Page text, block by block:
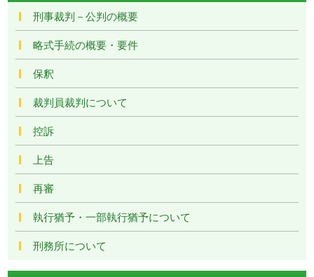
刑事裁判－公判の概要
略式手続の概要・要件
保釈
裁判員裁判について
控訴
上告
再審
執行猶予・一部執行猶予について
刑務所について